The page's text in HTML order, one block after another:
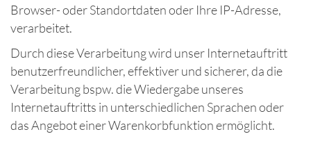
Browser- oder Standortdaten oder Ihre IP-Adresse,
verarbeitet.
Durch diese Verarbeitung wird unser Internetauftritt
benutzerfreundlicher, effektiver und sicherer, da die
Verarbeitung bspw. die Wiedergabe unseres
Internetauftritts in unterschiedlichen Sprachen oder
das Angebot einer Warenkorbfunktion ermöglicht.